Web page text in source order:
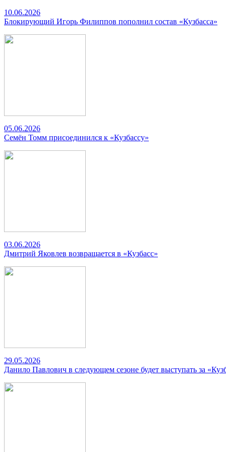
10.06.2026
Блокирующий Игорь Филиппов пополнил состав «Кузбасса»
05.06.2026
Семён Томм присоединился к «Кузбассу»
03.06.2026
Дмитрий Яковлев возвращается в «Кузбасс»
29.05.2026
Данило Павлович в следующем сезоне будет выступать за